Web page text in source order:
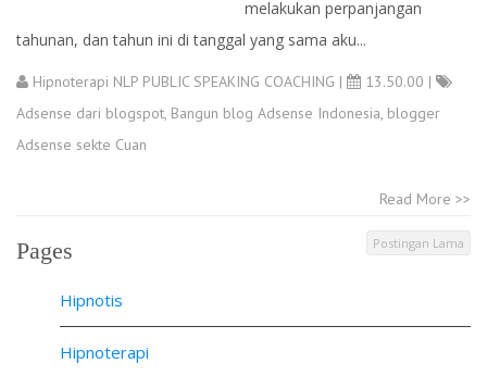
melakukan perpanjangan
tahunan, dan tahun ini di tanggal yang sama aku...
Hipnoterapi NLP PUBLIC SPEAKING COACHING |
13.50.00 |
Adsense dari blogspot, Bangun blog Adsense Indonesia, blogger
Adsense sekte Cuan
Read More >>
Postingan Lama
Pages
Hipnotis
Hipnoterapi